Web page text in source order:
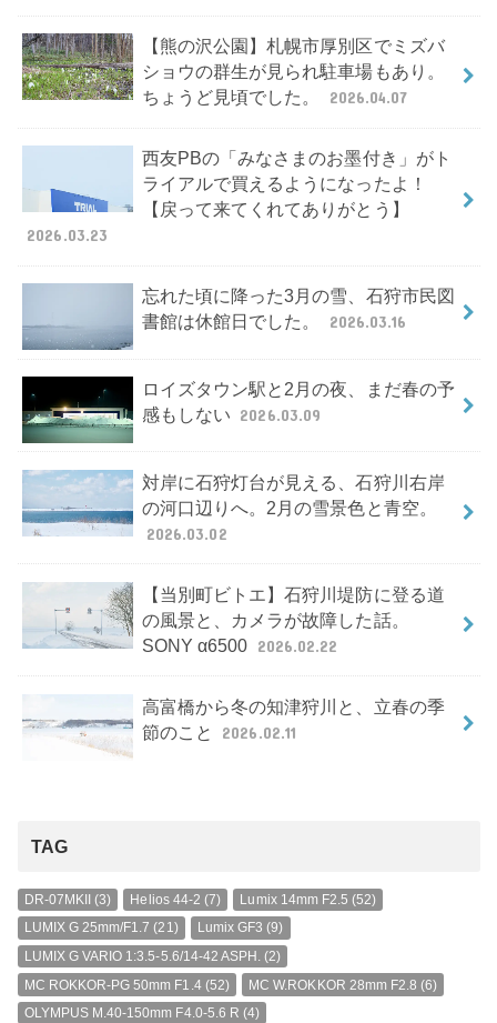
【熊の沢公園】札幌市厚別区でミズバ
ショウの群生が見られ駐車場もあり。
ちょうど見頃でした。
2026.04.07
西友PBの「みなさまのお墨付き」がト
ライアルで買えるようになったよ！
【戻って来てくれてありがとう】
2026.03.23
忘れた頃に降った3月の雪、石狩市民図
書館は休館日でした。
2026.03.16
ロイズタウン駅と2月の夜、まだ春の予
感もしない 2026.03.09
対岸に石狩灯台が見える、石狩川右岸
の河口辺りへ。2月の雪景色と青空。
2026.03.02
【当別町ビトエ】石狩川堤防に登る道
の風景と、カメラが故障した話。
SONY α6500 2026.02.22
高富橋から冬の知津狩川と、立春の季
節のこと
2026.02.11
TAG
DR-07MKII(3) Helios 44-2 (7) Lumix 14mm F2.5 (52)
LUMIX G 25mm/F1.7 (21) Lumix GF3 (9)
LUMIX G VARIO 1:3.5-5.6/14-42 ASPH. (2)
MC ROKKOR-PG 50mm F1.4(52) MC W.ROKKOR 28mm F2.8 (6)
OLYMPUS M.40-150mm F4.0-5.6 R (4)